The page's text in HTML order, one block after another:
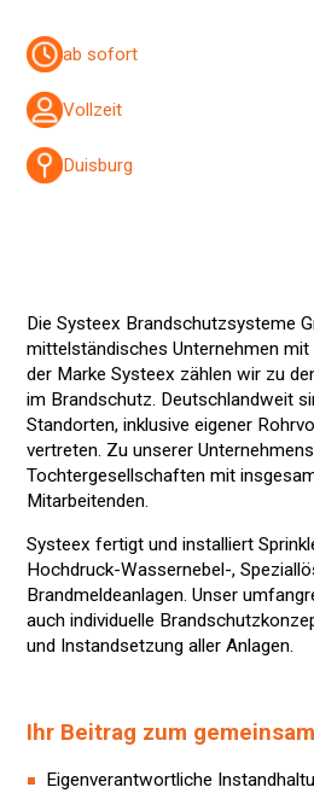
ab sofort
Vollzeit
Duisburg
Die Systeex Brandschutzsysteme
mittelständisches Unternehmen
der Marke Systeex zählen wir zu
im Brandschutz. Deutschlandweit
Standorten, inklusive eigener
vertreten. Zu unserer
Tochtergesellschaften mit
Mitarbeitenden.
Systeex fertigt und installiert
Hochdruck-Wassernebel-,
Brandmeldeanlagen. Unser
auch individuelle
und Instandsetzung aller Anlagen.
Ihr Beitrag zum
Eigenverantwortliche